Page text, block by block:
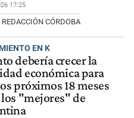
17:25
REDACCIÓN CÓRDOBA
EN K
debería crecer la
económica para
próximos 18 meses
los "mejores" de